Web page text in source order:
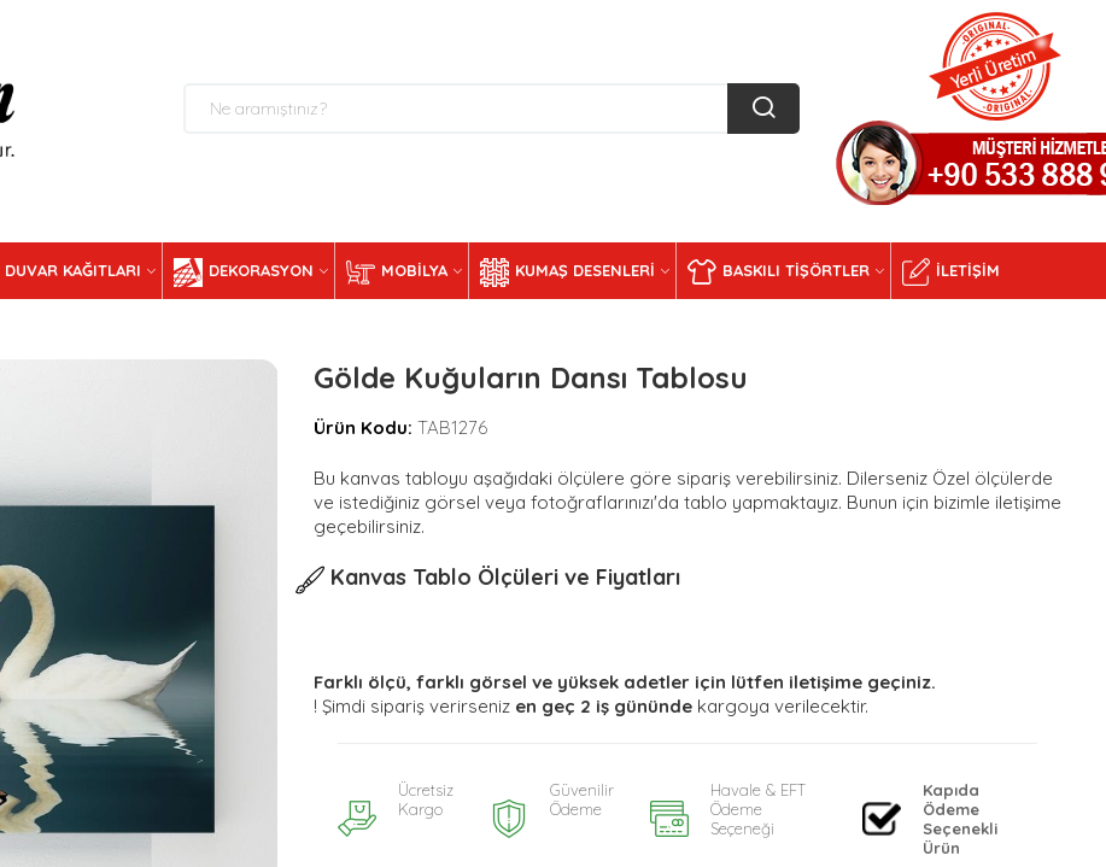
DUVAR KAĞITLARI DEKORASYON MOBILYA KUMAŞ DESENLERI BASKILI TIŞÖRTLER İLETIŞIM
Gölde Kuğuların Dansı Tablosu
Ürün Kodu: TAB1276
Bu kanvas tabloyu aşağıdaki ölçülere göre sipariş verebilirsiniz. Dilerseniz Özel ölçülerde
ve istediğiniz görsel veya fotoğraflarınızı'da tablo yapmaktayız. Bunun için bizimle iletişime
geçebilirsiniz.
Kanvas Tablo Ölçüleri ve Fiyatları
Farklı ölçü, farklı görsel ve yüksek adetler için lütfen iletişime geçiniz.
! Şimdi sipariş verirseniz en geç 2 iş gününde kargoya verilecektir.
Ücretsiz
Kargo
Güvenilir
Ödeme
Havale & EFT
Ödeme
Seçeneği
Kapıda
Ödeme
Seçenekli
Ürün